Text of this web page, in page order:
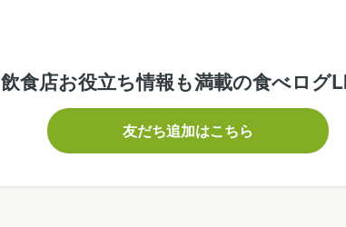
飲食店お役立ち情報も満載の食べログ
友だち追加はこちら